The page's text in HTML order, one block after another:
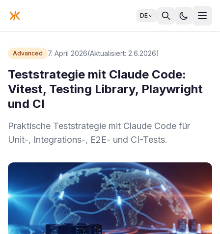
DE
Advanced 7. April 2026(Aktualisiert: 2.6.2026)
Teststrategie mit Claude Code:
Vitest, Testing Library, Playwright
und CI
Praktische Teststrategie mit Claude Code für
Unit-, Integrations-, E2E- und CI-Tests.